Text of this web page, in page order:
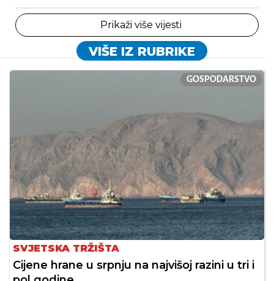
Prikaži više vijesti
VIŠE IZ RUBRIKE
GOSPODARSTVO
SVJETSKA TRŽIŠTA
Cijene hrane u srpnju na najvišoj razini u tri i